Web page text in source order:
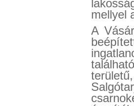
mellyel
A